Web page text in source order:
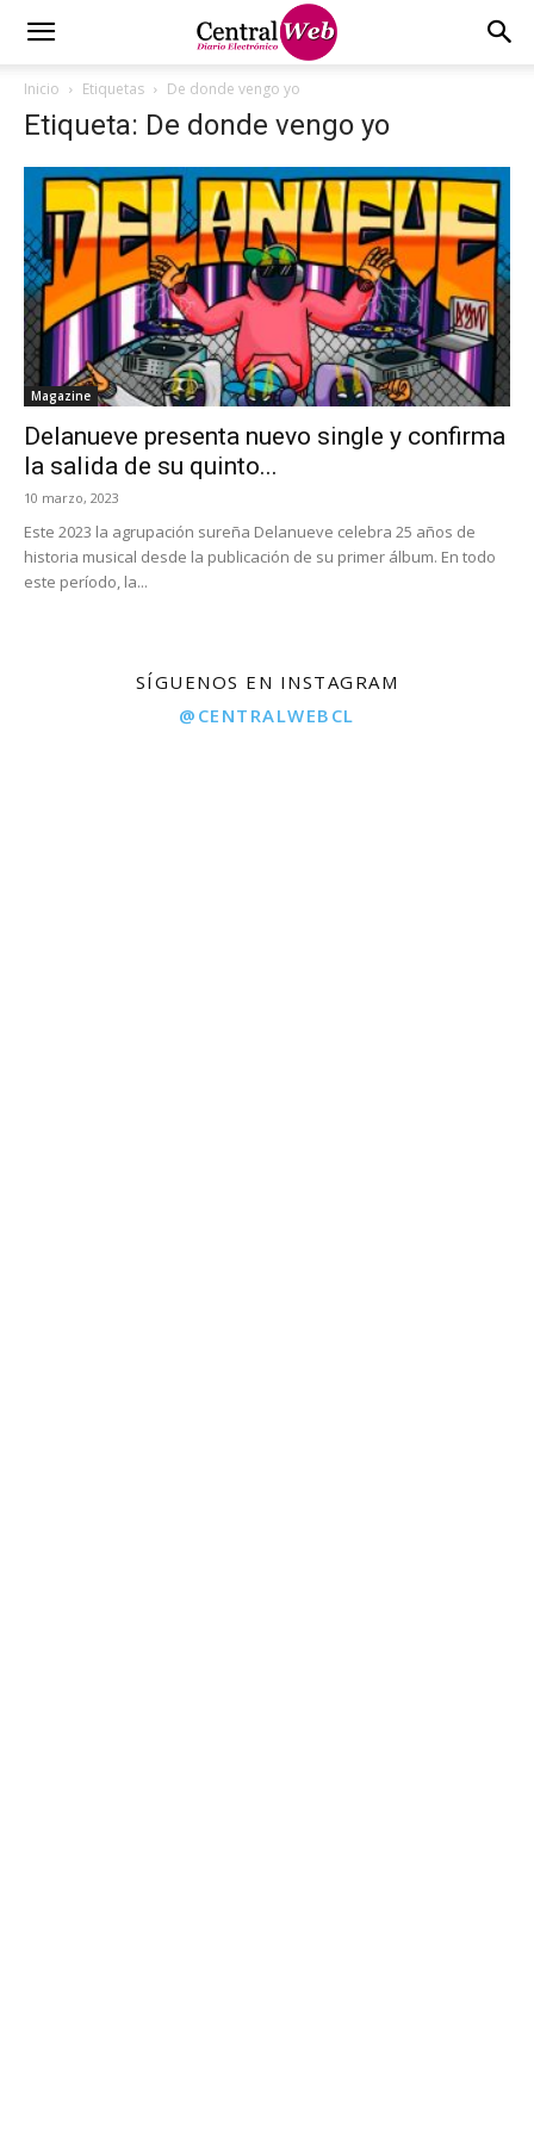
Inicio Etiquetas De donde vengo yo
Etiqueta: De donde vengo yo
Magazine
Delanueve presenta nuevo single y confirma
la salida de su quinto...
10 marzo, 2023
Este 2023 la agrupación sureña Delanueve celebra 25 años de
historia musical desde la publicación de su primer álbum. En todo
este período, la...
SÍGUENOS EN INSTAGRAM
@CENTRALWEBCL